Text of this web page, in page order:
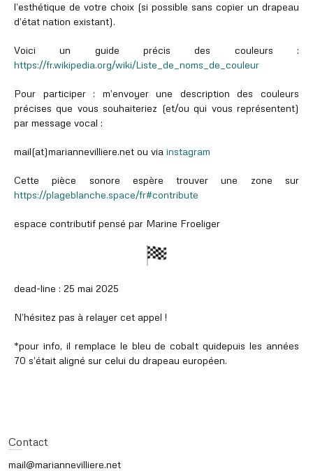
l’esthétique de votre choix (si possible sans copier un drapeau
d’état nation existant).
Voici un guide précis des couleurs :
https://fr.wikipedia.org/wiki/Liste_de_noms_de_couleur
Pour participer : m’envoyer une description des couleurs
précises que vous souhaiteriez (et/ou qui vous représentent)
par message vocal :
mail(at)mariannevilliere.net ou via instagram
Cette pièce sonore espère trouver une zone sur
https://plageblanche.space/fr#contribute
espace contributif pensé par Marine Froeliger
dead-line : 25 mai 2025
N’hésitez pas à relayer cet appel !
*pour info, il remplace le bleu de cobalt quidepuis les années
70 s’était aligné sur celui du drapeau européen.
Contact
mail@mariannevilliere.net